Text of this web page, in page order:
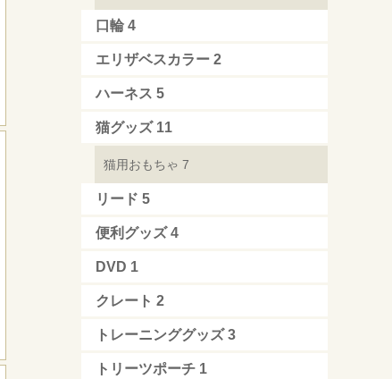
口輪 4
エリザベスカラー 2
ハーネス 5
猫グッズ 11
猫用おもちゃ 7
リード 5
便利グッズ4
DVD 1
クレート 2
トレーニンググッズ3
トリーツポーチ 1